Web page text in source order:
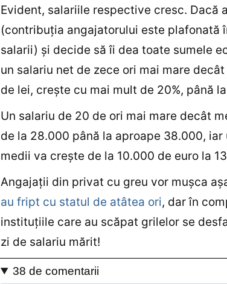
Evident, salariile respective cresc. Dacă
(contribuţia angajatorului este plafonată
salarii) şi decide să îi dea toate sumele
un salariu net de zece ori mai mare
de lei, creşte cu mai mult de 20%, până
Un salariu de 20 de ori mai mare decât
de la 28.000 până la aproape 38.000,
medii va creşte de la 10.000 de euro la
Angajaţii din privat cu greu vor muşca
au fript cu statul de atâtea ori, dar în
instituţiile care au scăpat grilelor se
zi de salariu mărit!
38 de comentarii